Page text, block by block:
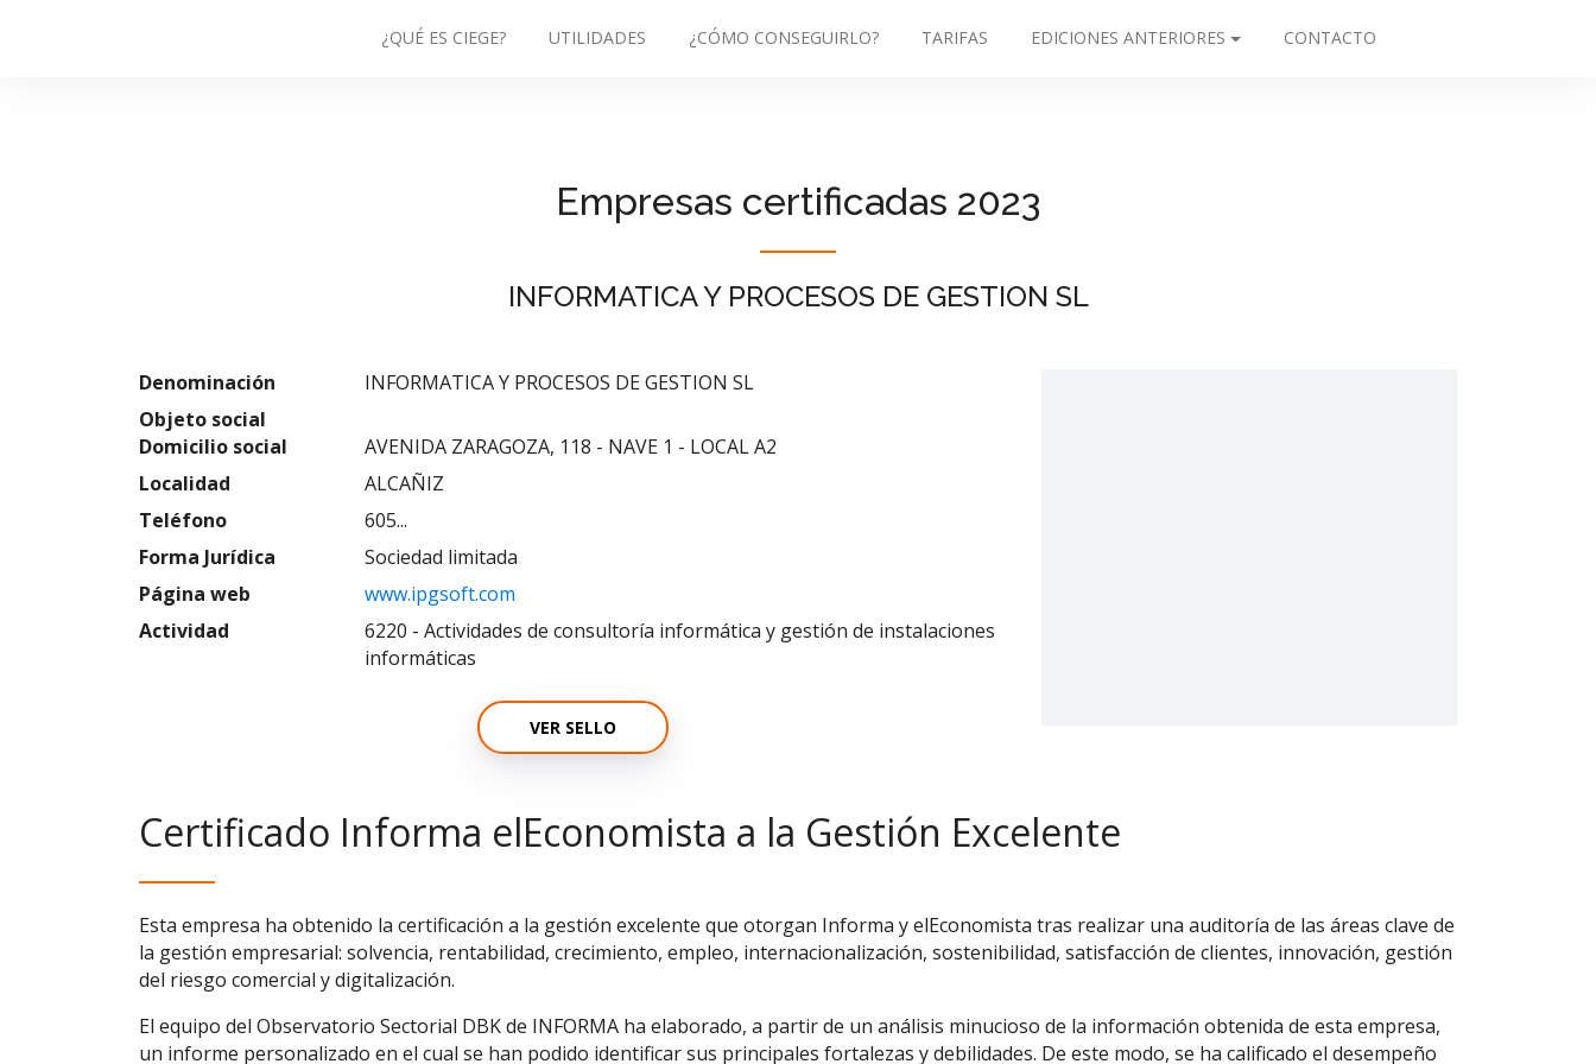
¿QUÉ ES CIEGE? UTILIDADES ¿CÓMO CONSEGUIRLO? TARIFAS EDICIONES ANTERIORES CONTACTO
Empresas certificadas 2023
INFORMATICA Y PROCESOS DE GESTION SL
Denominación
INFORMATICA Y PROCESOS DE GESTION SL
Objeto social
Domicilio social
AVENIDA ZARAGOZA, 118 - NAVE 1 - LOCAL A2
Localidad
ALCAÑIZ
Teléfono
605...
Forma Jurídica
Sociedad limitada
Página web
www.ipgsoft.com
Actividad
6220 - Actividades de consultoría informática y gestión de instalaciones
informáticas
VER SELLO
Certificado Informa elEconomista a la Gestión Excelente
Esta empresa ha obtenido la certificación a la gestión excelente que otorgan Informa y elEconomista tras realizar una auditoría de las áreas clave de
la gestión empresarial: solvencia, rentabilidad, crecimiento, empleo, internacionalización, sostenibilidad, satisfacción de clientes, innovación, gestión
del riesgo comercial y digitalización.
El equipo del Observatorio Sectorial DBK de INFORMA ha elaborado, a partir de un análisis minucioso de la información obtenida de esta empresa,
un informe personalizado en el cual se han podido identificar sus principales fortalezas y debilidades. De este modo, se ha calificado el desempeño